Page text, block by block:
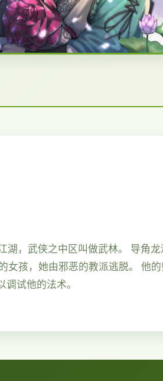
湖，武侠之中区叫做武林。 导角
孩，她由邪恶的教派逃脱。 他
试他的法术。